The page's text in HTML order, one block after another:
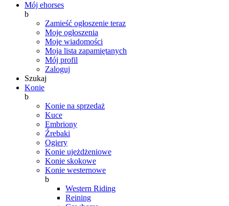
Mój ehorses
b
Zamieść ogłoszenie teraz
Moje ogłoszenia
Moje wiadomości
Moja lista zapamiętanych
Mój profil
Zaloguj
Szukaj
Konie
b
Konie na sprzedaż
Kuce
Embriony
Źrebaki
Ogiery
Konie ujeżdżeniowe
Konie skokowe
Konie westernowe
b
Western Riding
Reining